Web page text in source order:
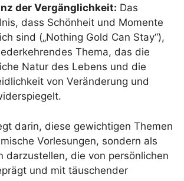
der Vergänglichkeit: Das
dass Schönheit und Momente
sind („Nothing Gold Can Stay“),
Thema, das die
Natur des Lebens und die
von Veränderung und
darin, diese gewichtigen Themen
Vorlesungen, sondern als
darzustellen, die von persönlichen
und mit täuschender